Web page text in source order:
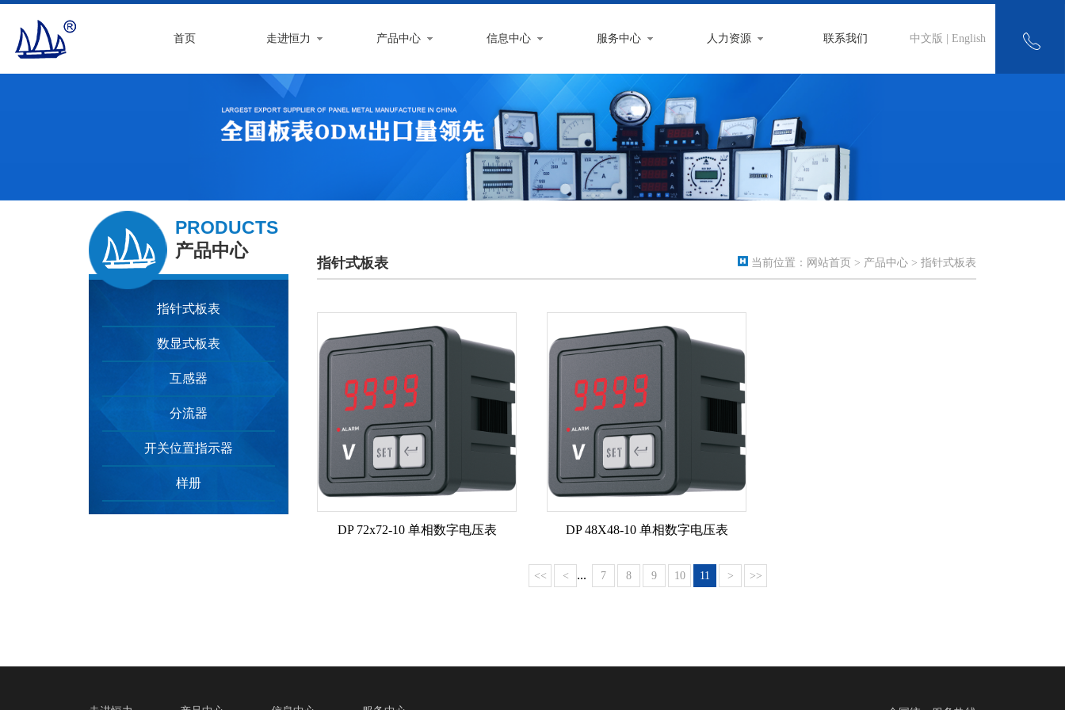
首页 走进恒力 产品中心 信息中心 服务中心 人力资源 联系我们 中文版 English
PRODUCTS
产品中心
指针式板表
数显式板表
互感器
分流器
开关位置指示器
样册
指针式板表 当前位置： 网站首页 > 产品中心 > 指针式板表
DP 72x72-10 单相数字电压表 DP 48X48-10 单相数字电压表
<< < ... 7 8 9 10 11 > >>